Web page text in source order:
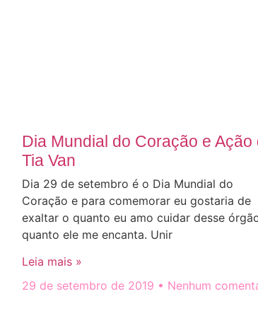
Dia Mundial do Coração e Ação
Tia Van
Dia 29 de setembro é o Dia Mundial do
Coração e para comemorar eu gostaria de
exaltar o quanto eu amo cuidar desse
quanto ele me encanta. Unir
Leia mais »
29 de setembro de 2019
Nenhum